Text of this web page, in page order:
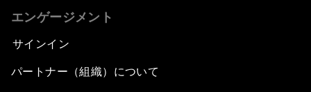
エンゲージメント
サインイン
パートナー（組織）について